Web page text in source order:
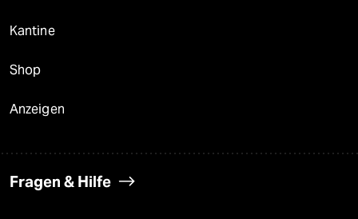
Kantine
Shop
Anzeigen
Fragen & Hilfe